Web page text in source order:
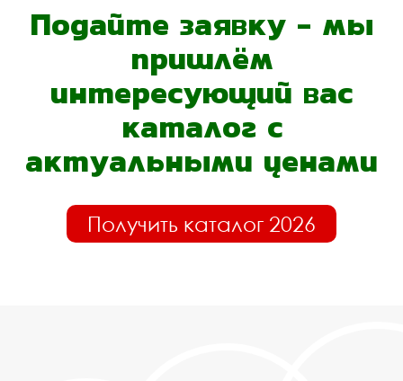
Подайте заявку - мы
пришлём
интересующий вас
каталог с
актуальными ценами
Получить каталог 2026